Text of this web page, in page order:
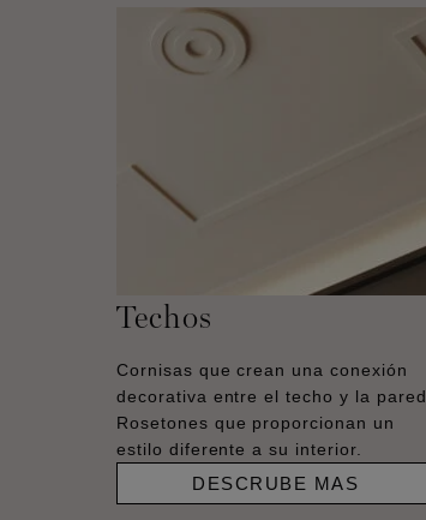
Techos
Cornisas que crean una conexión
decorativa entre el techo y la pared.
Rosetones que proporcionan un
estilo diferente a su interior.
DESCRUBE MAS